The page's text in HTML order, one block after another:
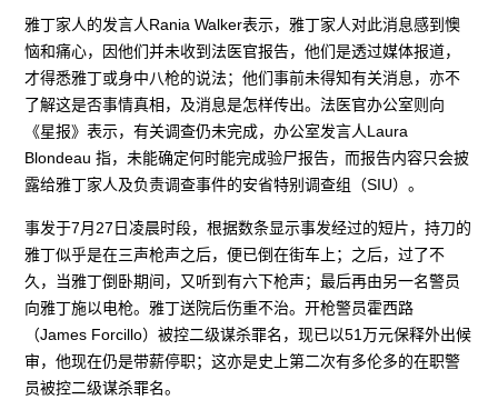
雅丁家人的发言人Rania Walker表示，雅丁家人对此消息感到懊
恼和痛心，因他们并未收到法医官报告，他们是透过媒体报道，
才得悉雅丁或身中八枪的说法；他们事前未得知有关消息，亦不
了解这是否事情真相，及消息是怎样传出。法医官办公室则向
《星报》表示，有关调查仍未完成，办公室发言人Laura
Blondeau 指，未能确定何时能完成验尸报告，而报告内容只会披
露给雅丁家人及负责调查事件的安省特别调查组（SIU）。
事发于7月27日凌晨时段，根据数条显示事发经过的短片，持刀的
雅丁似乎是在三声枪声之后，便已倒在街车上；之后，过了不
久，当雅丁倒卧期间，又听到有六下枪声；最后再由另一名警员
向雅丁施以电枪。雅丁送院后伤重不治。开枪警员霍西路
（James Forcillo）被控二级谋杀罪名，现已以51万元保释外出候
审，他现在仍是带薪停职；这亦是史上第二次有多伦多的在职警
员被控二级谋杀罪名。